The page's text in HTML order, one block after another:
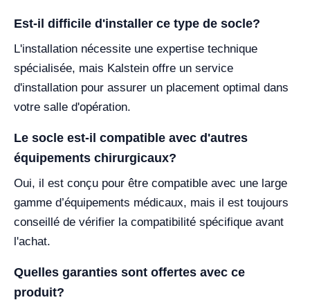
Est-il difficile d'installer ce type de socle?
L'installation nécessite une expertise technique
spécialisée, mais Kalstein offre un service
d'installation pour assurer un placement optimal dans
votre salle d'opération.
Le socle est-il compatible avec d'autres
équipements chirurgicaux?
Oui, il est conçu pour être compatible avec une large
gamme d’équipements médicaux, mais il est toujours
conseillé de vérifier la compatibilité spécifique avant
l'achat.
Quelles garanties sont offertes avec ce
produit?